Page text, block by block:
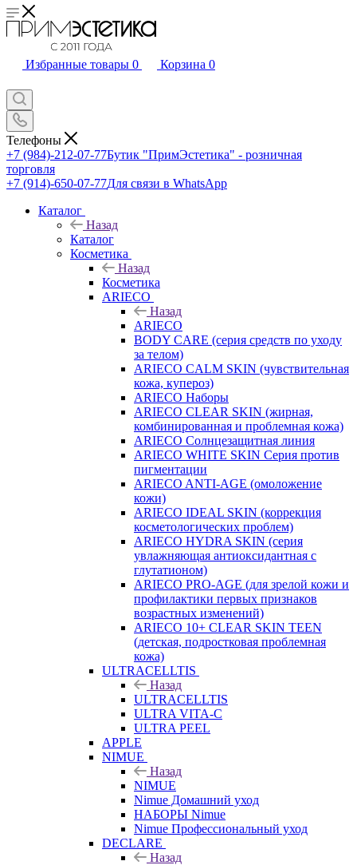
Избранные товары 0 Корзина 0
Телефоны
+7 (984)-212-07-77Бутик "ПримЭстетика" - розничная
торговля
+7 (914)-650-07-77Для связи в WhatsApp
Каталог
Назад
Каталог
Косметика
Назад
Косметика
ARIECO
Назад
ARIECO
BODY CARE (серия средств по уходу
за телом)
ARIECO CALM SKIN (чувствительная
кожа, купероз)
ARIECO Наборы
ARIECO CLEAR SKIN (жирная,
комбинированная и проблемная кожа)
ARIECO Солнцезащитная линия
ARIECO WHITE SKIN Серия против
пигментации
ARIECO ANTI-AGE (омоложение
кожи)
ARIECO IDEAL SKIN (коррекция
косметологических проблем)
ARIECO HYDRA SKIN (серия
увлажняющая антиоксидантная с
глутатионом)
ARIECO PRO-AGE (для зрелой кожи и
профилактики первых признаков
возрастных изменений)
ARIECO 10+ CLEAR SKIN TEEN
(детская, подростковая проблемная
кожа)
ULTRACELLTIS
Назад
ULTRACELLTIS
ULTRA VITA-C
ULTRA PEEL
APPLE
NIMUE
Назад
NIMUE
Nimue Домашний уход
НАБОРЫ Nimue
Nimue Профессиональный уход
DECLARE
Назад